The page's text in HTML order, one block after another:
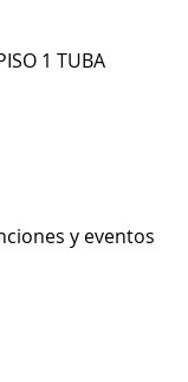
1 TUBA
y eventos